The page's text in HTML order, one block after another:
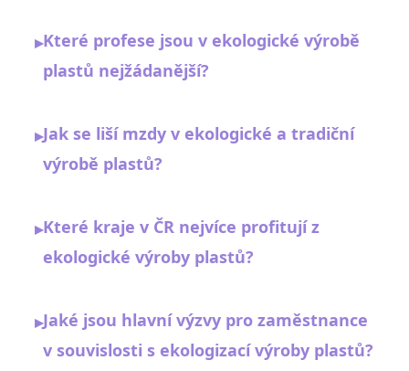
▸Které profese jsou v ekologické výrobě
plastů nejžádanější?
▸Jak se liší mzdy v ekologické a tradiční
výrobě plastů?
▸Které kraje v ČR nejvíce profitují z
ekologické výroby plastů?
▸Jaké jsou hlavní výzvy pro zaměstnance
v souvislosti s ekologizací výroby plastů?